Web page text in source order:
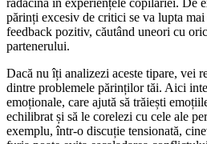
rădăcina în experiențele copilăriei. De
părinți excesiv de critici se va lupta mai
feedback pozitiv, căutând uneori cu
partenerului.
Dacă nu îți analizezi aceste tipare, vei
dintre problemele părinților tăi. Aici
emoționale, care ajută să trăiești
echilibrat și să le corelezi cu cele ale
exemplu, într-o discuție tensionată,